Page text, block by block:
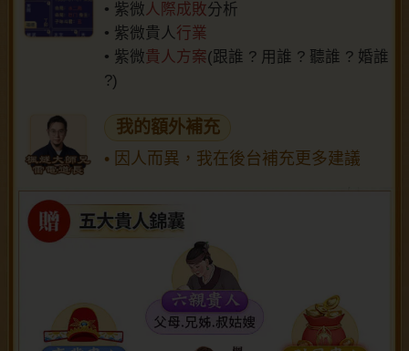
• 紫微人際成敗分析
• 紫微貴人行業
• 紫微貴人方案(跟誰 ? 用誰 ? 聽誰 ? 婚誰
?)
我的額外補充
• 因人而異，我在後台補充更多建議